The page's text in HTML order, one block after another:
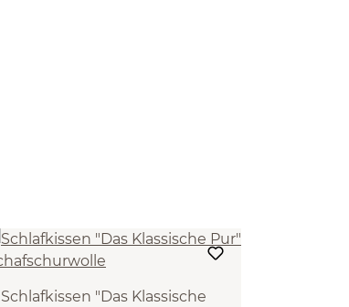
Schlafkissen "Das Klassische